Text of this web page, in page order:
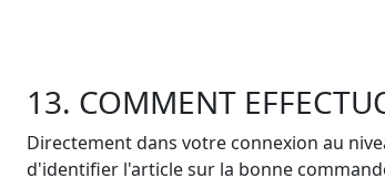
13. COMMENT
Directement dans votre connexion au
d'identifier l'article sur la bonne